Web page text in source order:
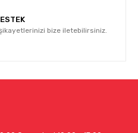
bize iletebilirsiniz.